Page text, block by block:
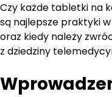
Czy każde tabletki na
są najlepsze praktyki
oraz kiedy należy
z dziedziny